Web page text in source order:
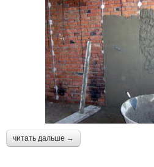
читать дальше →